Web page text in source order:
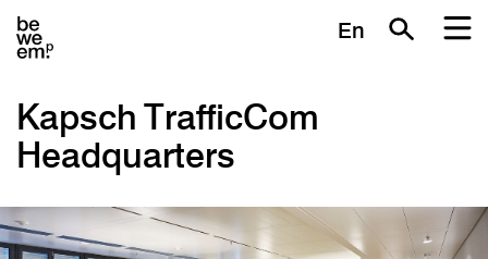
En
Kapsch TrafficCom
Headquarters